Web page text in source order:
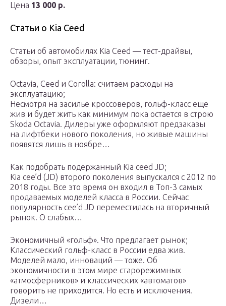
Цена 13 000 р.
Статьи о Kia Ceed
Статьи об автомобилях Kia Ceed — тест-драйвы,
обзоры, опыт эксплуатации, тюнинг.
Octavia, Ceed и Corolla: считаем расходы на
эксплуатацию;
Несмотря на засилье кроссоверов, гольф-класс еще
жив и будет жить как минимум пока остается в строю
Skoda Octavia. Дилеры уже оформляют предзаказы
на лифтбеки нового поколения, но живые машины
появятся лишь в ноябре…
Как подобрать подержанный Kia ceed JD;
Kia cee’d (JD) второго поколения выпускался с 2012 по
2018 годы. Все это время он входил в Топ-3 самых
продаваемых моделей класса в России. Сейчас
популярность cee’d JD переместилась на вторичный
рынок. О слабых…
Экономичный «гольф». Что предлагает рынок;
Классический гольф-класс в России едва жив.
Моделей мало, инноваций — тоже. Об
экономичности в этом мире старорежимных
«атмосферников» и классических «автоматов»
говорить не приходится. Но есть и исключения.
Дизели…